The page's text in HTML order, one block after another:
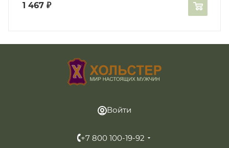
1 467 ₽
Войти
+7 800 100-19-92